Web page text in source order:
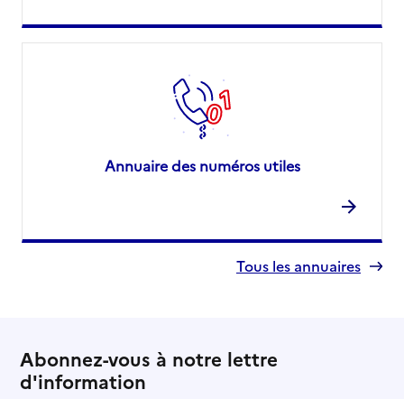
Annuaire des numéros utiles
Tous les annuaires
Abonnez-vous à notre lettre
d'information